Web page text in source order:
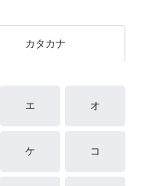
カタカナ
エ オ
ケ コ